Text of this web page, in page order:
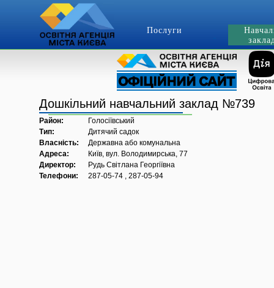
Послуги
Дошкільний навчальний заклад №739
Район:
Голосіївський
Тип:
Дитячий садок
Власність:
Державна або комунальна
Адреса:
Київ, вул. Володимирська, 77
Директор:
Рудь Світлана Георгіївна
Телефони:
287-05-74 , 287-05-94